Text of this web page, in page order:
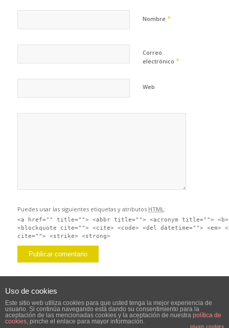
Nombre *
Correo
electrónico *
Web
Puedes usar las siguientes etiquetas y atributos HTML :
<a href="" title=""> <abbr title=""> <acronym title=""> <b>
<blockquote cite=""> <cite> <code> <del datetime=""> <em>
cite=""> <strike> <strong>
Uso de cookies
Este sitio web utiliza cookies para que usted tenga la mejor experiencia de
usuario. Si continúa navegando está dando su consentimiento para la
aceptación de las mencionadas cookies y la aceptación de nuestra política de
cookies, pinche el enlace para mayor información.
plugin cookies